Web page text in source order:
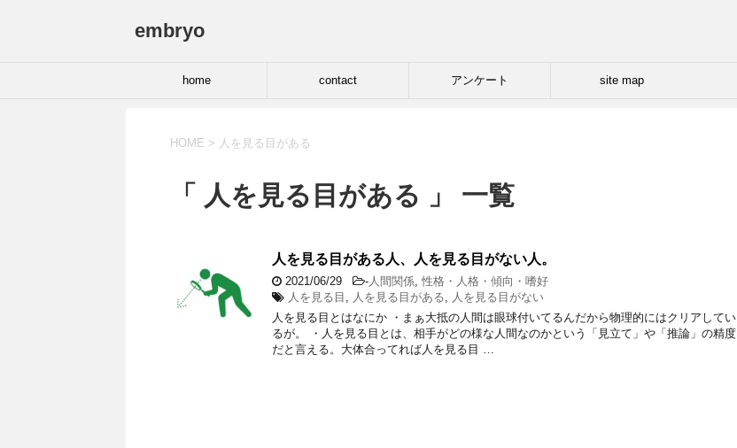
embryo
home contact アンケート site map
HOME > 人を見る目がある
「 人を見る目がある 」 一覧
人を見る目がある人、人を見る目がない人。
2021/06/29 -人間関係, 性格・人格・傾向・嗜好
人を見る目 , 人を見る目がある, 人を見る目がない
人を見る目とはなにか ・まぁ大抵の人間は眼球付いてるんだから物理的にはクリアしてい
るが。 ・人を見る目とは、相手がどの様な人間なのかという「見立て」や「推論」の精度
だと言える。大体合ってれば人を見る目 …